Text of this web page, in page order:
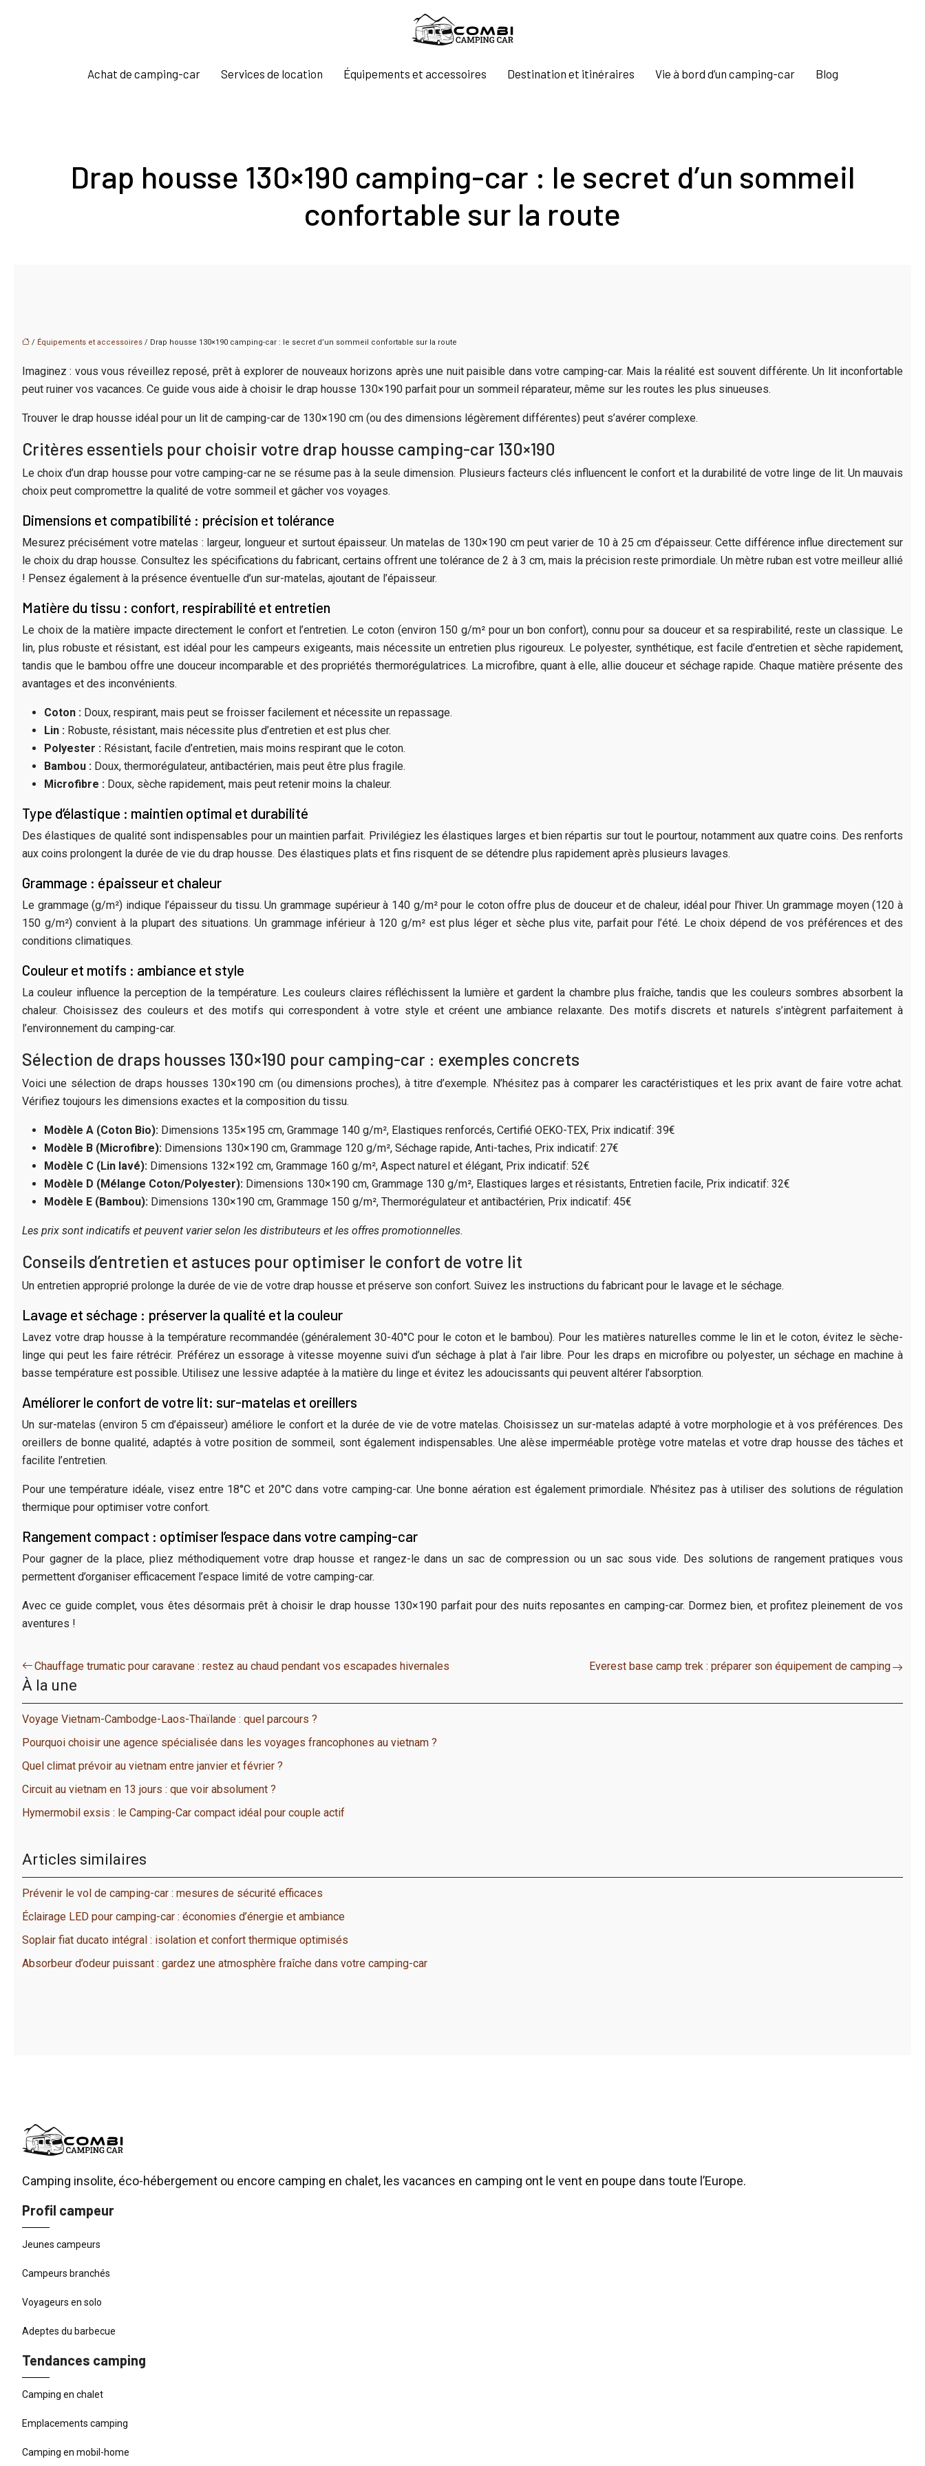
Achat de camping-car Services de location Équipements et accessoires Destination et itinéraires Vie à bord d’un camping-car Blog
Drap housse 130×190 camping-car : le secret d’un sommeil
confortable sur la route
/ Équipements et accessoires / Drap housse 130×190 camping-car : le secret d’un sommeil confortable sur la route
Imaginez : vous vous réveillez reposé, prêt à explorer de nouveaux horizons après une nuit paisible dans votre camping-car. Mais la réalité est souvent différente. Un lit inconfortable
peut ruiner vos vacances. Ce guide vous aide à choisir le drap housse 130×190 parfait pour un sommeil réparateur, même sur les routes les plus sinueuses.
Trouver le drap housse idéal pour un lit de camping-car de 130×190 cm (ou des dimensions légèrement différentes) peut s’avérer complexe.
Critères essentiels pour choisir votre drap housse camping-car 130×190
Le choix d’un drap housse pour votre camping-car ne se résume pas à la seule dimension. Plusieurs facteurs clés influencent le confort et la durabilité de votre linge de lit. Un mauvais
choix peut compromettre la qualité de votre sommeil et gâcher vos voyages.
Dimensions et compatibilité : précision et tolérance
Mesurez précisément votre matelas : largeur, longueur et surtout épaisseur. Un matelas de 130×190 cm peut varier de 10 à 25 cm d’épaisseur. Cette différence influe directement sur
le choix du drap housse. Consultez les spécifications du fabricant, certains offrent une tolérance de 2 à 3 cm, mais la précision reste primordiale. Un mètre ruban est votre meilleur allié
! Pensez également à la présence éventuelle d’un sur-matelas, ajoutant de l’épaisseur.
Matière du tissu : confort, respirabilité et entretien
Le choix de la matière impacte directement le confort et l’entretien. Le coton (environ 150 g/m² pour un bon confort), connu pour sa douceur et sa respirabilité, reste un classique. Le
lin, plus robuste et résistant, est idéal pour les campeurs exigeants, mais nécessite un entretien plus rigoureux. Le polyester, synthétique, est facile d’entretien et sèche rapidement,
tandis que le bambou offre une douceur incomparable et des propriétés thermorégulatrices. La microfibre, quant à elle, allie douceur et séchage rapide. Chaque matière présente des
avantages et des inconvénients.
Coton : Doux, respirant, mais peut se froisser facilement et nécessite un repassage.
Lin : Robuste, résistant, mais nécessite plus d’entretien et est plus cher.
Polyester : Résistant, facile d’entretien, mais moins respirant que le coton.
Bambou : Doux, thermorégulateur, antibactérien, mais peut être plus fragile.
Microfibre : Doux, sèche rapidement, mais peut retenir moins la chaleur.
Type d’élastique : maintien optimal et durabilité
Des élastiques de qualité sont indispensables pour un maintien parfait. Privilégiez les élastiques larges et bien répartis sur tout le pourtour, notamment aux quatre coins. Des renforts
aux coins prolongent la durée de vie du drap housse. Des élastiques plats et fins risquent de se détendre plus rapidement après plusieurs lavages.
Grammage : épaisseur et chaleur
Le grammage (g/m²) indique l’épaisseur du tissu. Un grammage supérieur à 140 g/m² pour le coton offre plus de douceur et de chaleur, idéal pour l’hiver. Un grammage moyen (120 à
150 g/m²) convient à la plupart des situations. Un grammage inférieur à 120 g/m² est plus léger et sèche plus vite, parfait pour l’été. Le choix dépend de vos préférences et des
conditions climatiques.
Couleur et motifs : ambiance et style
La couleur influence la perception de la température. Les couleurs claires réfléchissent la lumière et gardent la chambre plus fraîche, tandis que les couleurs sombres absorbent la
chaleur. Choisissez des couleurs et des motifs qui correspondent à votre style et créent une ambiance relaxante. Des motifs discrets et naturels s’intègrent parfaitement à
l’environnement du camping-car.
Sélection de draps housses 130×190 pour camping-car : exemples concrets
Voici une sélection de draps housses 130×190 cm (ou dimensions proches), à titre d’exemple. N’hésitez pas à comparer les caractéristiques et les prix avant de faire votre achat.
Vérifiez toujours les dimensions exactes et la composition du tissu.
Modèle A (Coton Bio): Dimensions 135×195 cm, Grammage 140 g/m², Elastiques renforcés, Certifié OEKO-TEX, Prix indicatif: 39€
Modèle B (Microfibre): Dimensions 130×190 cm, Grammage 120 g/m², Séchage rapide, Anti-taches, Prix indicatif: 27€
Modèle C (Lin lavé): Dimensions 132×192 cm, Grammage 160 g/m², Aspect naturel et élégant, Prix indicatif: 52€
Modèle D (Mélange Coton/Polyester): Dimensions 130×190 cm, Grammage 130 g/m², Elastiques larges et résistants, Entretien facile, Prix indicatif: 32€
Modèle E (Bambou): Dimensions 130×190 cm, Grammage 150 g/m², Thermorégulateur et antibactérien, Prix indicatif: 45€
Les prix sont indicatifs et peuvent varier selon les distributeurs et les offres promotionnelles.
Conseils d’entretien et astuces pour optimiser le confort de votre lit
Un entretien approprié prolonge la durée de vie de votre drap housse et préserve son confort. Suivez les instructions du fabricant pour le lavage et le séchage.
Lavage et séchage : préserver la qualité et la couleur
Lavez votre drap housse à la température recommandée (généralement 30-40°C pour le coton et le bambou). Pour les matières naturelles comme le lin et le coton, évitez le sèche-
linge qui peut les faire rétrécir. Préférez un essorage à vitesse moyenne suivi d’un séchage à plat à l’air libre. Pour les draps en microfibre ou polyester, un séchage en machine à
basse température est possible. Utilisez une lessive adaptée à la matière du linge et évitez les adoucissants qui peuvent altérer l’absorption.
Améliorer le confort de votre lit: sur-matelas et oreillers
Un sur-matelas (environ 5 cm d’épaisseur) améliore le confort et la durée de vie de votre matelas. Choisissez un sur-matelas adapté à votre morphologie et à vos préférences. Des
oreillers de bonne qualité, adaptés à votre position de sommeil, sont également indispensables. Une alèse imperméable protège votre matelas et votre drap housse des tâches et
facilite l’entretien.
Pour une température idéale, visez entre 18°C et 20°C dans votre camping-car. Une bonne aération est également primordiale. N’hésitez pas à utiliser des solutions de régulation
thermique pour optimiser votre confort.
Rangement compact : optimiser l’espace dans votre camping-car
Pour gagner de la place, pliez méthodiquement votre drap housse et rangez-le dans un sac de compression ou un sac sous vide. Des solutions de rangement pratiques vous
permettent d’organiser efficacement l’espace limité de votre camping-car.
Avec ce guide complet, vous êtes désormais prêt à choisir le drap housse 130×190 parfait pour des nuits reposantes en camping-car. Dormez bien, et profitez pleinement de vos
aventures !
Chauffage trumatic pour caravane : restez au chaud pendant vos escapades hivernales Everest base camp trek : préparer son équipement de camping
À la une
Voyage Vietnam-Cambodge-Laos-Thaïlande : quel parcours ?
Pourquoi choisir une agence spécialisée dans les voyages francophones au vietnam ?
Quel climat prévoir au vietnam entre janvier et février ?
Circuit au vietnam en 13 jours : que voir absolument ?
Hymermobil exsis : le Camping-Car compact idéal pour couple actif
Articles similaires
Prévenir le vol de camping-car : mesures de sécurité efficaces
Éclairage LED pour camping-car : économies d’énergie et ambiance
Soplair fiat ducato intégral : isolation et confort thermique optimisés
Absorbeur d’odeur puissant : gardez une atmosphère fraîche dans votre camping-car
Camping insolite, éco-hébergement ou encore camping en chalet, les vacances en camping ont le vent en poupe dans toute l’Europe.
Profil campeur
Jeunes campeurs
Campeurs branchés
Voyageurs en solo
Adeptes du barbecue
Tendances camping
Camping en chalet
Emplacements camping
Camping en mobil-home